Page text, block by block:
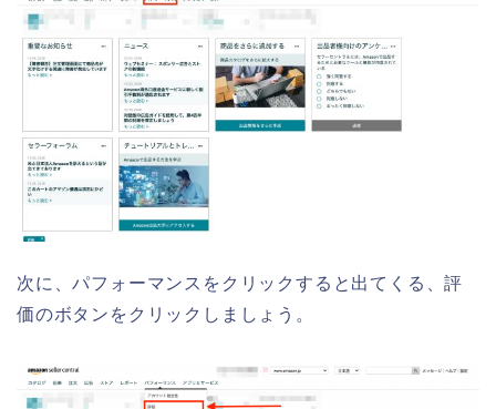
次に、パフォーマンスをクリックすると出てくる、評
価のボタンをクリックしましょう。